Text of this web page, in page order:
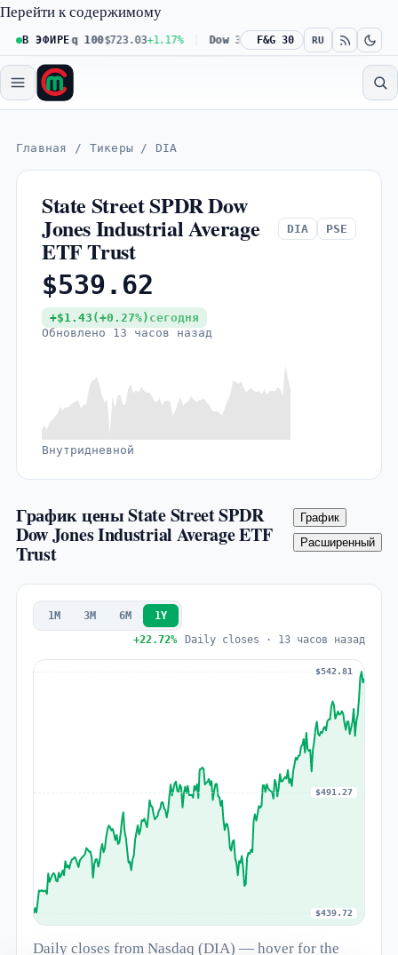
Перейти к содержимому
В ЭФИРЕ
Nasdaq 100$723.03+1.17% Dow 30 $539.62+0.27% Russell
F&G 30 RU
Главная / Тикеры / DIA
State Street SPDR Dow
Jones Industrial Average
ETF Trust
DIA PSE
$539.62
+$1.43 (+0.27%) сегодня
Обновлено 13 часов назад
Внутридневной
График цены State Street SPDR
Dow Jones Industrial Average ETF
Trust
График
Расширенный
1M 3M 6M
1Y
+22.72%
Daily closes · 13 часов назад
$542.81
$491.27
$439.72
Daily closes from Nasdaq (DIA) — hover for the